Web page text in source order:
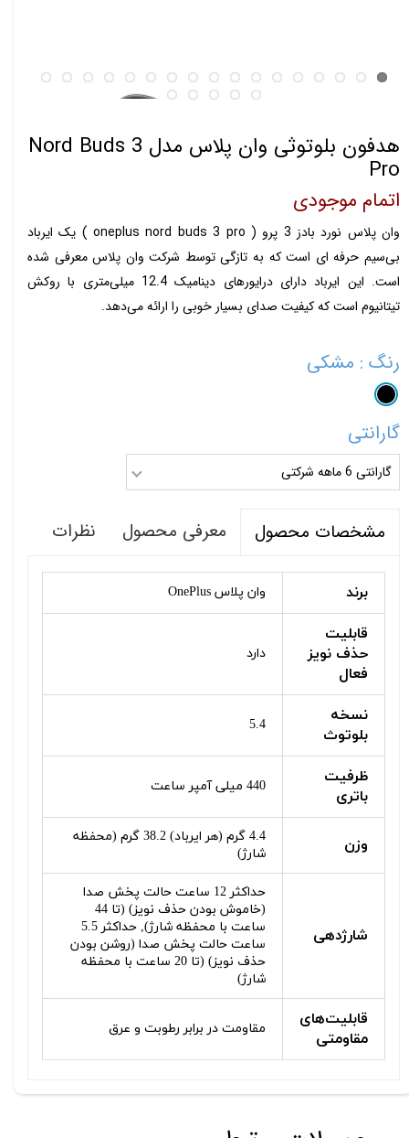
هدفون بلوتوثی وان پلاس مدل ‌Nord Buds 3
Pro
اتمام موجودی
وان پلاس نورد بادز 3 پرو ( oneplus nord buds 3 pro ) یک ایرباد
بی‌سیم حرفه ای است که به تازگی توسط شرکت وان پلاس معرفی شده
است. این ایرباد دارای درایورهای دینامیک 12.4 میلی‌متری با روکش
تیتانیوم است که کیفیت صدای بسیار خوبی را ارائه می‌دهد.
رنگ : مشکی
گارانتی
گارانتی 6 ماهه شرکتی
مشخصات محصول معرفی محصول نظرات
برند وان پلاس OnePlus
قابلیت
حذف نویز
فعال
دارد
نسخه
بلوتوث
5.4
ظرفیت
باتری
440 میلی آمپر ساعت
وزن
4.4 گرم (هر ایرباد) 38.2 گرم (محفظه
شارژ)
شارژدهی
حداکثر 12 ساعت حالت پخش صدا
(خاموش بودن حذف نویز) (تا 44
ساعت با محفظه شارژ), حداکثر 5.5
ساعت حالت پخش صدا (روشن بودن
حذف نویز) (تا 20 ساعت با محفظه
شارژ)
قابلیت‌های
مقاومتی
مقاومت در برابر رطوبت و عرق